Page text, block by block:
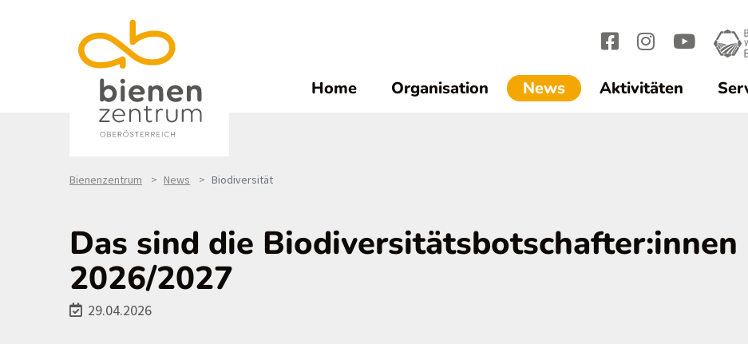
Home Organisation News(current)1
Aktivitäten
Bienenzentrum News Biodiversität
Das sind die Biodiversitätsbotschafter:innen
2026/2027
29.04.2026